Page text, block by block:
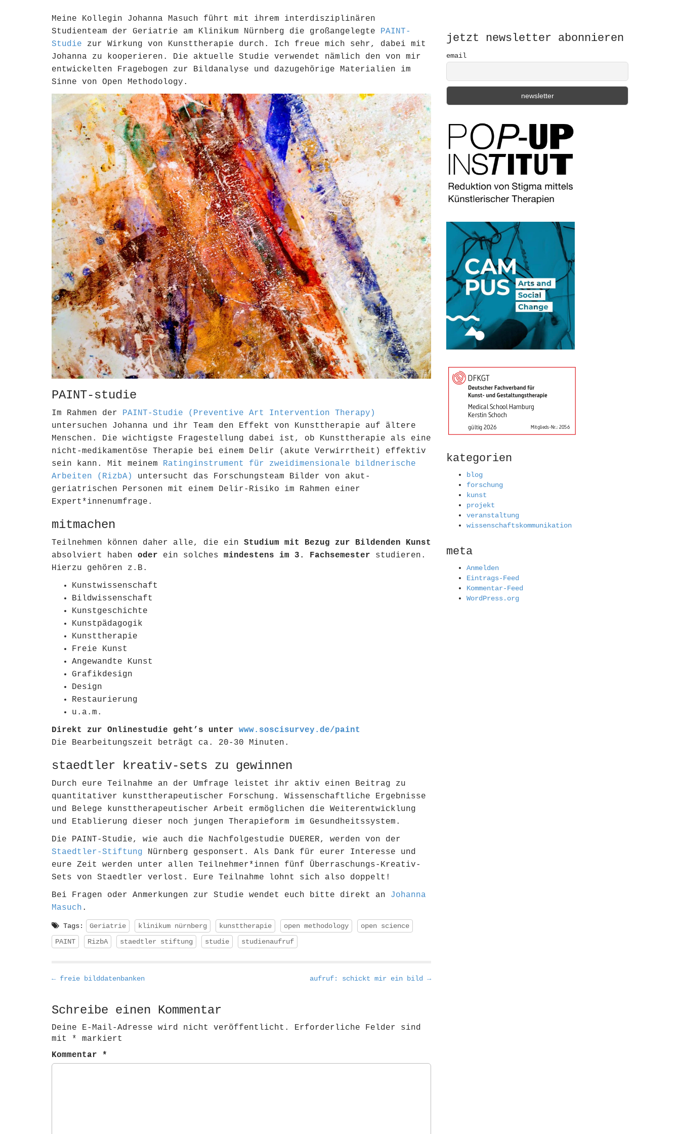
Meine Kollegin Johanna Masuch führt mit ihrem interdisziplinären
Studienteam der Geriatrie am Klinikum Nürnberg die großangelegte PAINT-
Studie zur Wirkung von Kunsttherapie durch. Ich freue mich sehr, dabei mit
Johanna zu kooperieren. Die aktuelle Studie verwendet nämlich den von mir
entwickelten Fragebogen zur Bildanalyse und dazugehörige Materialien im
Sinne von Open Methodology.
PAINT-studie
Im Rahmen der
PAINT-Studie (Preventive Art Intervention Therapy)
untersuchen Johanna und ihr Team den Effekt von Kunsttherapie auf ältere
Menschen. Die wichtigste Fragestellung dabei ist, ob Kunsttherapie als eine
nicht-medikamentöse Therapie bei einem Delir (akute Verwirrtheit) effektiv
sein kann. Mit meinem
Rating­instrument für zweidimensionale bildnerische
Arbeiten (RizbA)
untersucht das Forschungsteam Bilder von akut-
geriatrischen Personen mit einem Delir-Risiko im Rahmen einer
Expert*innenumfrage.
mitmachen
Teilnehmen können daher alle, die ein Studium mit Bezug zur Bildenden Kunst
absolviert haben oder ein solches mindestens im 3. Fachsemester studieren.
Hierzu gehören z.B.
Kunstwissenschaft
Bildwissenschaft
Kunstgeschichte
Kunstpädagogik
Kunsttherapie
Freie Kunst
Angewandte Kunst
Grafikdesign
Design
Restaurierung
u.a.m.
Direkt zur Onlinestudie geht’s unter www.soscisurvey.de/paint
Die Bearbeitungszeit beträgt ca. 20-30 Minuten.
staedtler kreativ-sets zu gewinnen
Durch eure Teilnahme an der Umfrage leistet ihr aktiv einen Beitrag zu
quantitativer kunsttherapeutischer Forschung. Wissenschaftliche Ergebnisse
und Belege kunsttherapeutischer Arbeit ermöglichen die Weiterentwicklung
und Etablierung dieser noch jungen Therapieform im Gesundheitssystem.
Die PAINT-Studie, wie auch die Nachfolgestudie DUERER, werden von der
Staedtler-Stiftung Nürnberg
gesponsert. Als Dank für eurer Interesse und
eure Zeit werden unter allen Teilnehmer*innen fünf Überraschungs-Kreativ-
Sets von Staedtler
verlost. Eure Teilnahme lohnt sich also doppelt!
Bei Fragen oder Anmerkungen zur Studie wendet euch bitte direkt an Johanna
Masuch .
Tags: Geriatrie klinikum nürnberg kunsttherapie open methodology
open science
PAINT
RizbA staedtler stiftung studie studienaufruf
P
s
n
a
v
← freie bilddatenbanken aufruf: schickt mir ein bild →
Schreibe einen Kommentar
Deine E-Mail-Adresse wird nicht veröffentlicht.
Erforderliche Felder sind
mit
*
markiert
Kommentar *
r
:
jetzt newsletter abonnieren
email
kategorien
blog
forschung
kunst
projekt
veranstaltung
wissenschaftskommunikation
meta
Anmelden
Eintrags-Feed
Kommentar-Feed
WordPress.org